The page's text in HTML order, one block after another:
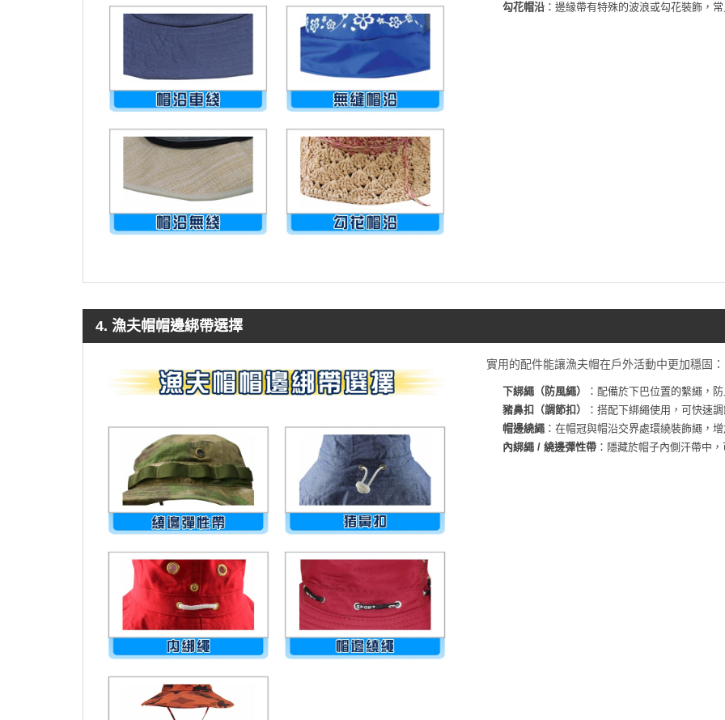
勾花帽沿 ：邊緣帶有特殊的波浪或勾花裝飾，
4. 漁夫帽帽邊綁帶選擇
實用的配件能讓漁夫帽在戶外活動中更加穩固：
下綁繩（防風繩）
：配備於下巴位置的繫繩，
豬鼻扣（調節扣）
：搭配下綁繩使用，可快速
帽邊繞繩 ：在帽冠與帽沿交界處環繞裝飾繩，
內綁繩 / 繞邊彈性帶 ：隱藏於帽子內側汗帶中